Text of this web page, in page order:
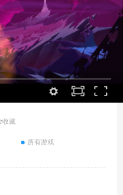
收藏
所有游戏